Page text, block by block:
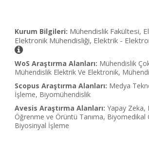
Kurum Bilgileri: Mühendislik Fakültesi,
Elektronik Mühendisliği, Elektrik -
WoS Araştırma Alanları: Mühendislik
Mühendislik Elektrik Ve Elektronik,
Scopus Araştırma Alanları: Medya
İşleme, Biyomühendislik
Avesis Araştırma Alanları: Yapay Zeka,
Öğrenme ve Örüntü Tanıma, Biyomedikal
Biyosinyal İşleme